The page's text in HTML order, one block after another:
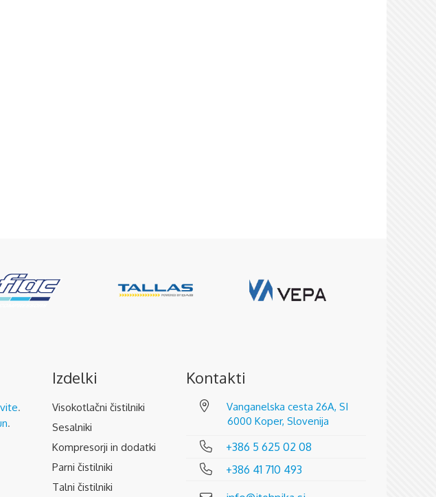
.
.
Izdelki
Visokotlačni čistilniki
Sesalniki
Kompresorji in dodatki
Parni čistilniki
Talni čistilniki
Kontakti
Vanganelska cesta 26A, SI
6000 Koper, Slovenija
+386 5 625 02 08
+386 41 710 493